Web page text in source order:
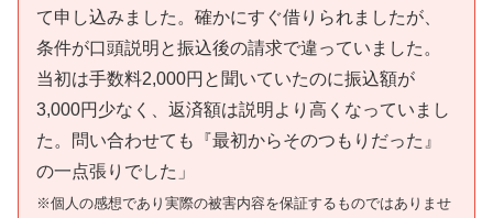
て申し込みました。確かにすぐ借りられましたが、
条件が口頭説明と振込後の請求で違っていました。
当初は手数料2,000円と聞いていたのに振込額が
3,000円少なく、返済額は説明より高くなっていまし
た。問い合わせても『最初からそのつもりだった』
の一点張りでした」
※個人の感想であり実際の被害内容を保証するものではありませ